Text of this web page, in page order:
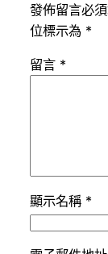
發佈留言必
位標示為 *
留言 *
顯示名稱 *